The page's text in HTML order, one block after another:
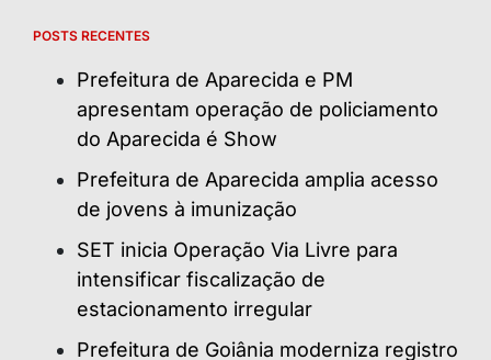
POSTS RECENTES
Prefeitura de Aparecida e PM
apresentam operação de policiamento
do Aparecida é Show
Prefeitura de Aparecida amplia acesso
de jovens à imunização
SET inicia Operação Via Livre para
intensificar fiscalização de
estacionamento irregular
Prefeitura de Goiânia moderniza registro